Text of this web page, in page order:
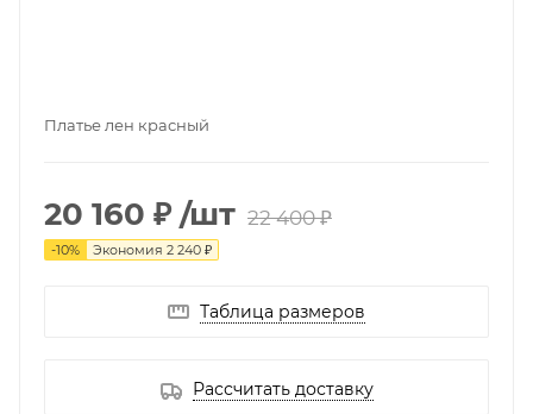
Платье лен красный
20 160 ₽ /шт 22 400 ₽
-10% Экономия 2 240 ₽
Таблица размеров
Рассчитать доставку